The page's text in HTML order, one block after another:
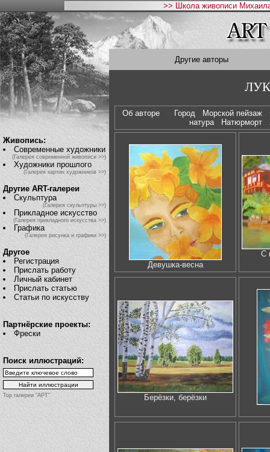
>> Школа живописи
Живопись:
Современные художники
(Галерея современной живописи >>)
Художники прошлого
(Галерея картин художников >>)
Другие ART-галереи
Скульптура
(Галерея скульптуры >>)
Прикладное искусство
(Галерея прикладного искусства >>)
Графика
(Галерея рисунка и графики >>)
Другое
Регистрация
Прислать работу
Личный кабинет
Прислать статью
Статьи по искусству
Партнёрские проекты:
Фрески
Поиск иллюстраций:
Top галереи "АРТ"
Другие авторы
Об авторе Город Морской пейзаж
натура
Натюрморт
Девушка-весна
С
Берёзки, берёзки